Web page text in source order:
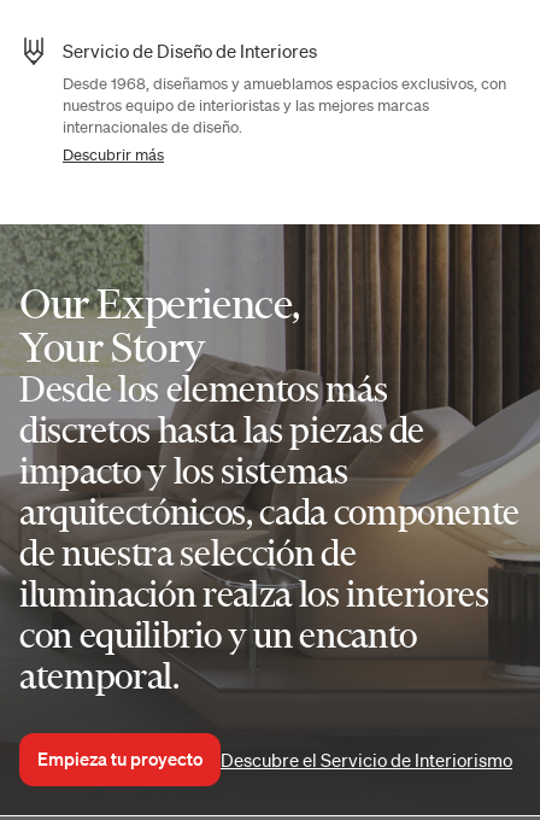
Servicio de Diseño de Interiores
Desde 1968, diseñamos y amueblamos espacios exclusivos, con
nuestros equipo de interioristas y las mejores marcas
internacionales de diseño.
Descubrir más
Our Experience,
Your Story
Desde los elementos más
discretos hasta las piezas de
impacto y los sistemas
arquitectónicos, cada componente
de nuestra selección de
iluminación realza los interiores
con equilibrio y un encanto
atemporal.
Empieza tu proyecto Descubre el Servicio de Interiorismo